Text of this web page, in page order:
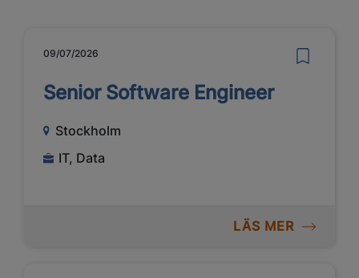
09/07/2026
Senior Software Engineer
Stockholm
IT, Data
LÄS MER